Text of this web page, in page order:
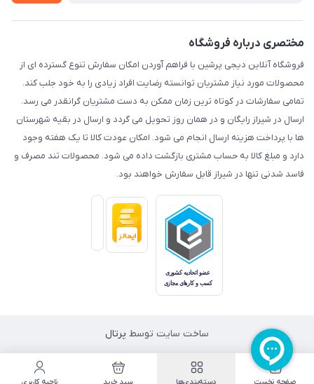
مختصری درباره فروشگاه
فروشگاه آنلاین دیجی پرشین با فراهم آوردن امکان سفارش تنوع گسترده ای از
محصولات مورد نیاز مشتریان توانسته رضایت افراد زیادی را به خود جلب کند.
تمامی سفارشات در کوتاه ترین زمان ممکن به دست مشتریان گرانقدر می رسد.
ارسال در شیراز رایگان و در همان روز تحویل می گردد و ارسال در بقیه شهرستان
ها با پرداخت هزینه ارسال انجام می شود. امکان عودت کالا تا یک هفته وجود
دارد و مبلغ کالا به حساب مشتری بازگشت داده می شود. محصولات تند مصرف و
فاسد شدنی تنها در شیراز قابل سفارش خواهند بود.
ساخت سایت توسط پرتال
صفحه نخست دسته‌بندی‌ها سبد خرید ناحیه کاربری